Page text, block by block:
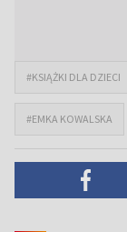
#KSIĄŻKI DLA DZIECI
#EMKA KOWALSKA